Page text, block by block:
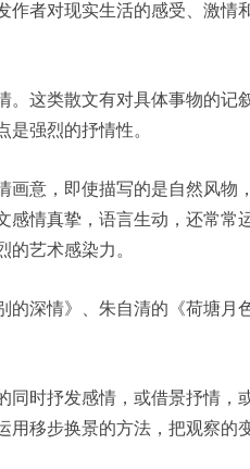
作者对现实生活的感受、激情
。这类散文有对具体事物的记
强烈的抒情性。
画意，即使描写的是自然风物
感情真挚，语言生动，还常常
艺术感染力。
的深情》、朱自清的《荷塘月
同时抒发感情，或借景抒情，
用移步换景的方法，把观察的